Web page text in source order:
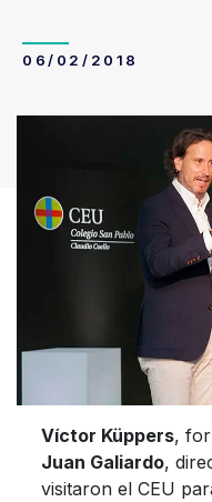
06/02/2018
Víctor Küppers,
Juan Galiardo,
visitaron el CEU